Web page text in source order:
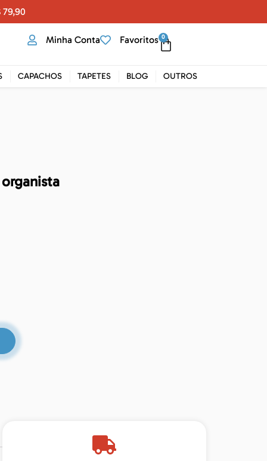
Minha Conta Favoritos 0
CAPACHOS TAPETES BLOG OUTROS